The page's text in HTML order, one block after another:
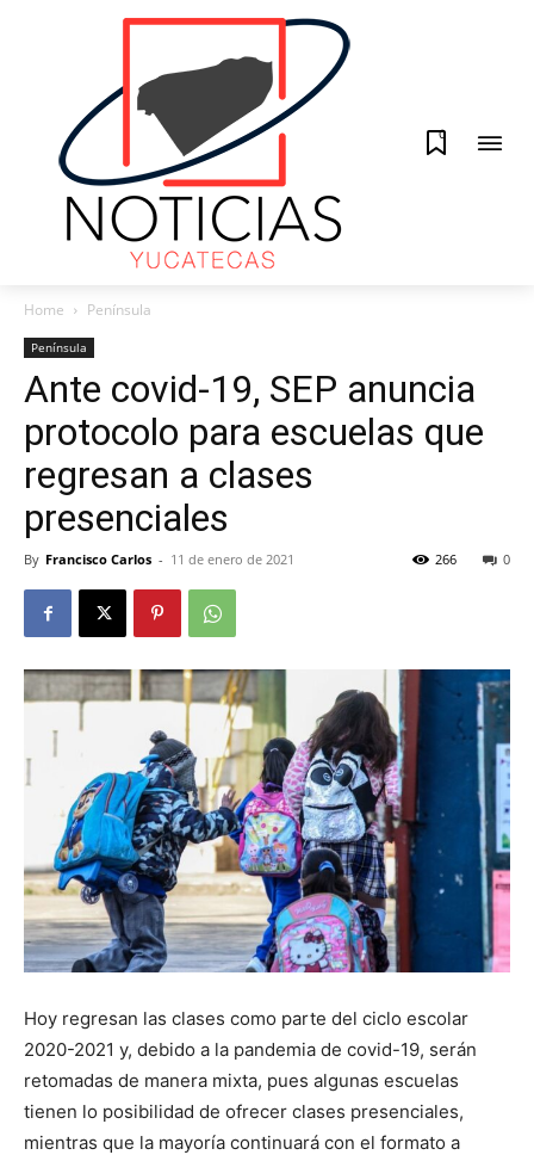
0
Home Península
Península
Ante covid-19, SEP anuncia
protocolo para escuelas que
regresan a clases
presenciales
By Francisco Carlos - 11 de enero de 2021 0
266
Hoy regresan las clases como parte del ciclo escolar
2020-2021 y, debido a la pandemia de covid-19, serán
retomadas de manera mixta, pues algunas escuelas
tienen lo posibilidad de ofrecer clases presenciales,
mientras que la mayoría continuará con el formato a